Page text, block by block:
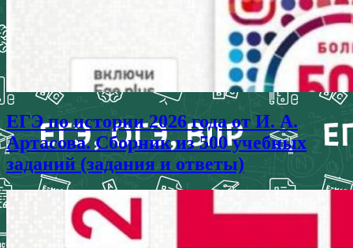
ЕГЭ по истории 2026 года от И. А.
Артасова. Сборник из 500 учебных
заданий (задания и ответы)